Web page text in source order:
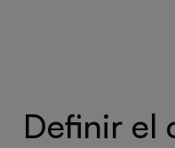
Definir el